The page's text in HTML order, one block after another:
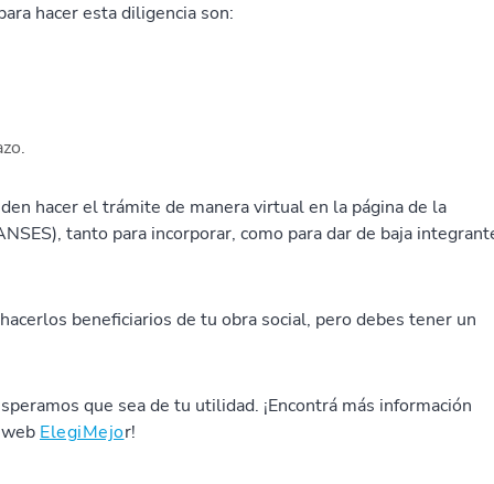
hacer esta diligencia son:
hacer el trámite de manera virtual en la página de la
tanto para incorporar, como para dar de baja
beneficiarios de tu obra social, pero debes tener un
que sea de tu utilidad. ¡Encontrá más información
ElegiMejor!